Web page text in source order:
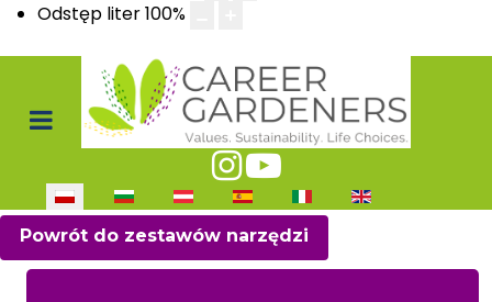
Odstęp liter100%
Wybierz swój język
Powrót do zestawów narzędzi